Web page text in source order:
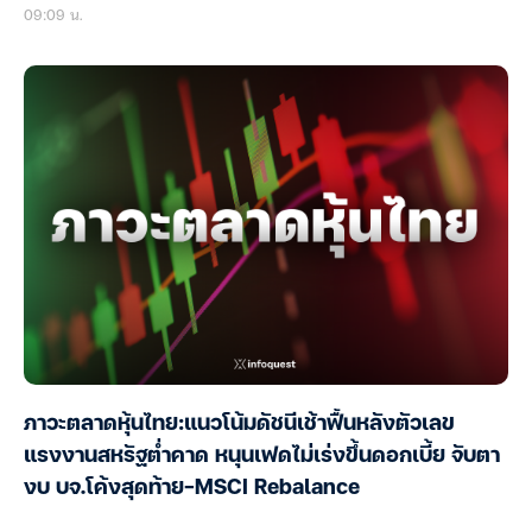
09:09 น.
ภาวะตลาดหุ้นไทย:แนวโน้มดัชนีเช้าฟื้นหลังตัวเลข
แรงงานสหรัฐต่ำคาด หนุนเฟดไม่เร่งขึ้นดอกเบี้ย จับตา
งบ บจ.โค้งสุดท้าย-MSCI Rebalance